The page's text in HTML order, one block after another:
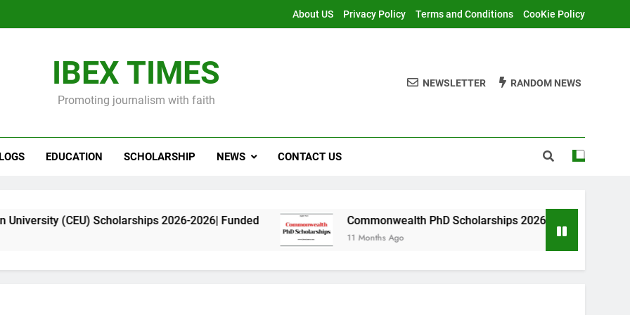
About US Privacy Policy Terms and Conditions CooKie Policy
IBEX TIMES
Promoting journalism with faith
NEWSLETTER RANDOM NEWS
EDUCATION SCHOLARSHIP NEWS CONTACT US
Scholarships 2026-2026| Funded Commonwealth PhD Scholarships 2026 in UK | Fully Funded
11 Months Ago